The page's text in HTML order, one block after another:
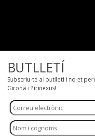
BUTLLETÍ
Subscriu-te al butlletí i no et
Girona i Pirinexus!